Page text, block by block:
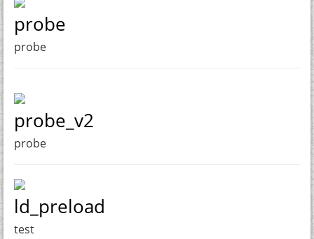
probe
probe
probe_v2
probe
ld_preload
test